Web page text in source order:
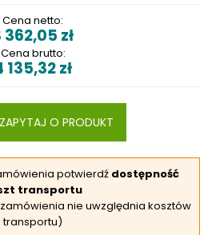
Cena netto:
362,05 zł
Cena brutto:
135,32zł
ZAPYTAJ O PRODUKT
potwierdź dostępność
transportu
nie uwzględnia kosztów
transportu)